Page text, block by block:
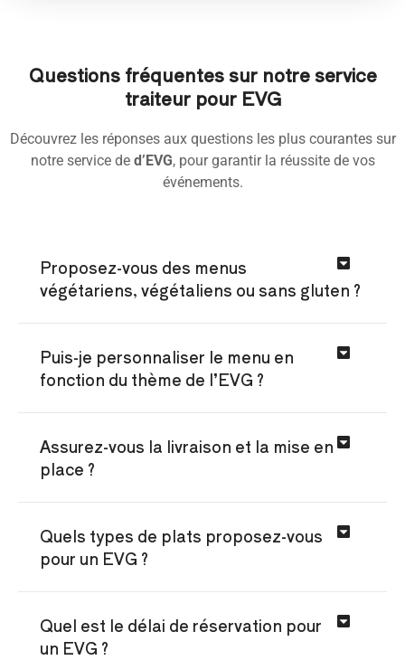
Questions fréquentes sur notre service
traiteur pour EVG
Découvrez les réponses aux questions les plus courantes sur
notre service de d’EVG, pour garantir la réussite de vos
événements.
Proposez-vous des menus
végétariens, végétaliens ou sans gluten ?
Puis-je personnaliser le menu en
fonction du thème de l’EVG ?
Assurez-vous la livraison et la mise en
place ?
Quels types de plats proposez-vous
pour un EVG ?
Quel est le délai de réservation pour
un EVG ?